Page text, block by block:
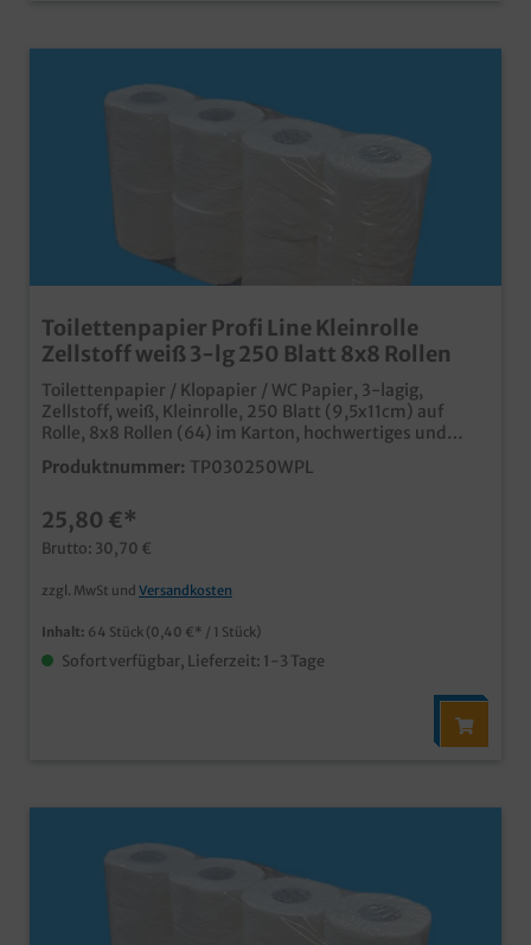
Toilettenpapier Profi Line Kleinrolle
Zellstoff weiß 3-lg 250 Blatt 8x8 Rollen
Toilettenpapier / Klopapier / WC Papier, 3-lagig,
Zellstoff, weiß, Kleinrolle, 250 Blatt (9,5x11cm) auf
Rolle, 8x8 Rollen (64) im Karton, hochwertiges und
dennoch günstiges Toilettenpapier ideal für Hotel,
Gastro und Gewerbe angenehme, saugstarke 3 Lagen
PaketProfi Line, abgestimmt und optimiert für
Großverbraucher, klare unbedruckte Poly
Produktnummer: TP030250WPL
25,80 €*
Brutto: 30,70 €
zzgl. MwSt und Versandkosten
Inhalt: 64 Stück (0,40 €* / 1 Stück)
Sofort verfügbar, Lieferzeit: 1-3 Tage